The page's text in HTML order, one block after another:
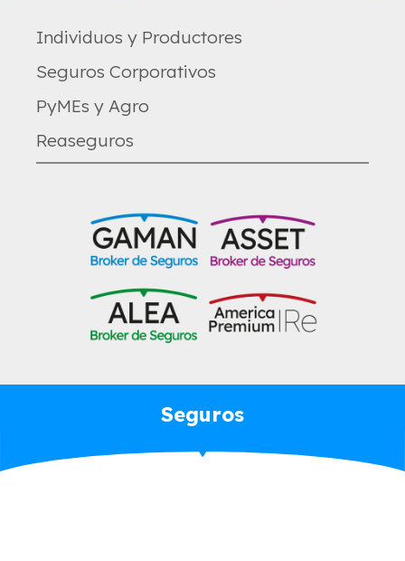
Individuos y Productores
Seguros Corporativos
PyMEs y Agro
Reaseguros
Seguros